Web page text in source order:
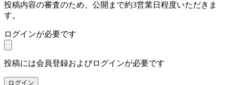
投稿内容の審査のため、公開まで約3営業日程度いただきま
す。
ログインが必要です
投稿には会員登録およびログインが必要です
ログイン